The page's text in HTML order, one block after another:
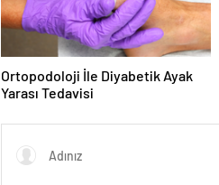
Ortopodoloji İle Diyabetik Ayak
Yarası Tedavisi